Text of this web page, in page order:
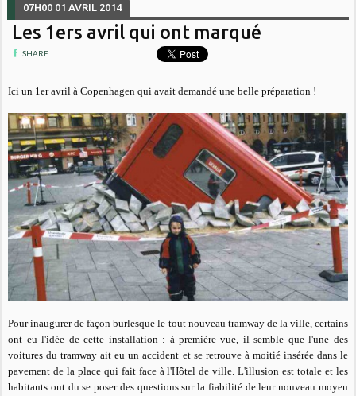
07H00 01 AVRIL 2014
Les 1ers avril qui ont marqué
SHARE
Ici un 1er avril à Copenhagen qui avait demandé une belle préparation !
Pour inaugurer de façon burlesque le tout nouveau tramway de la ville, certains
ont eu l'idée de cette installation : à première vue, il semble que l'une des
voitures du tramway ait eu un accident et se retrouve à moitié insérée dans le
pavement de la place qui fait face à l'Hôtel de ville. L'illusion est totale et les
habitants ont du se poser des questions sur la fiabilité de leur nouveau moyen